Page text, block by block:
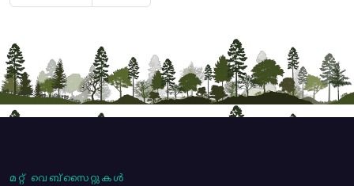
മറ്റ് വെബ്സൈറ്റുകൾ